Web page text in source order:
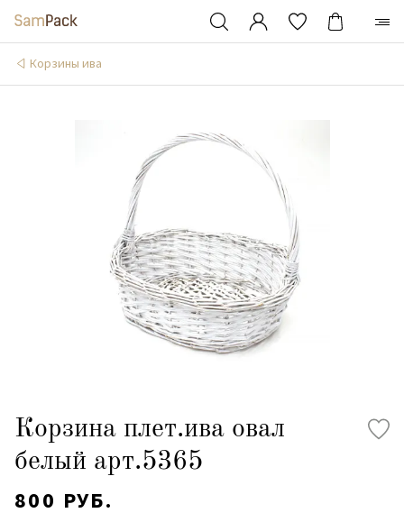
Корзины ива
Корзина плет.ива овал
белый арт.5365
800 РУБ.